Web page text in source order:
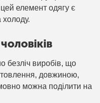
елемент одягу є
холоду.
безліч виробів, що
довжиною,
можна поділити на